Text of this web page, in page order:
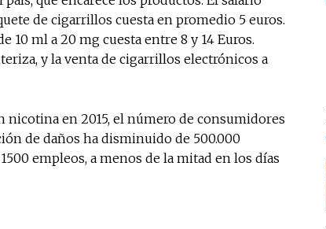
de cigarrillos cuesta en promedio 5 euros.
10 ml a 20 mg cuesta entre 8 y 14 Euros.
y la venta de cigarrillos electrónicos a
nicotina en 2015, el número de consumidores
de daños ha disminuido de 500.000
empleos, a menos de la mitad en los días